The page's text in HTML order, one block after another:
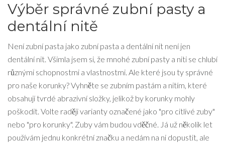
Výběr správné zubní pasty a
dentální nitě
Není zubní pasta jako zubní pasta a dentální nit není jen
dentální nit. Všimla jsem si, že mnohé zubní pasty a niti se chlubí
různými schopnostmi a vlastnostmi. Ale které jsou ty správné
pro naše korunky? Vyhněte se zubním pastám a nitím, které
obsahují tvrdé abrazivní složky, jelikož by korunky mohly
poškodit. Volte raději varianty označené jako "pro citlivé zuby"
nebo "pro korunky". Zuby vám budou vděčné. Já už několik let
používám jednu konkrétní značku a nedám na ni dopustit, ale